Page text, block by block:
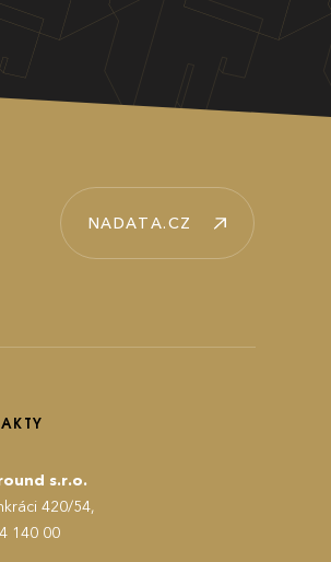
NADATA.CZ
s.r.o.
420/54,
140 00